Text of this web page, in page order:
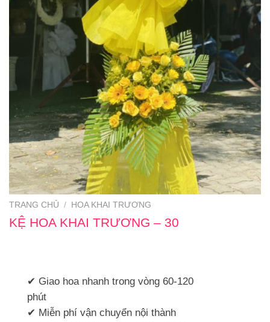
TRANG CHỦ / HOA KHAI TRƯƠNG
KỆ HOA KHAI TRƯƠNG – 30
✔ Giao hoa nhanh trong vòng 60-120
phút
✔ Miễn phí vận chuyển nội thành